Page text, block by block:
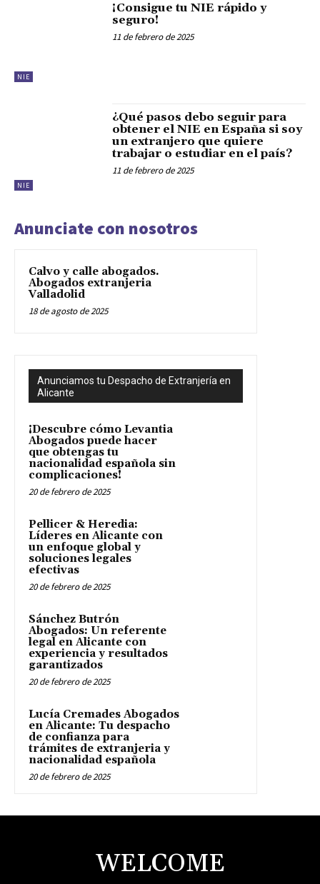
NIE
¡Consigue tu NIE rápido y
seguro!
11 de febrero de 2025
NIE
¿Qué pasos debo seguir para
obtener el NIE en España si soy
un extranjero que quiere
trabajar o estudiar en el país?
11 de febrero de 2025
Anunciate con nosotros
Calvo y calle abogados.
Abogados extranjeria
Valladolid
18 de agosto de 2025
Anunciamos tu Despacho de Extranjería en
Alicante
¡Descubre cómo Levantia
Abogados puede hacer
que obtengas tu
nacionalidad española sin
complicaciones!
20 de febrero de 2025
Pellicer & Heredia:
Líderes en Alicante con
un enfoque global y
soluciones legales
efectivas
20 de febrero de 2025
Sánchez Butrón
Abogados: Un referente
legal en Alicante con
experiencia y resultados
garantizados
20 de febrero de 2025
Lucía Cremades Abogados
en Alicante: Tu despacho
de confianza para
trámites de extranjeria y
nacionalidad española
20 de febrero de 2025
WELCOME